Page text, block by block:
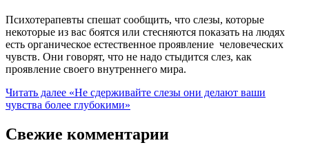
Психотерапевты спешат сообщить, что слезы, которые
некоторые из вас боятся или стесняются показать на людях
есть органическое естественное проявление человеческих
чувств. Они говорят, что не надо стыдится слез, как
проявление своего внутреннего мира.
Читать далее «Не сдерживайте слезы они делают ваши
чувства более глубокими»
Свежие комментарии